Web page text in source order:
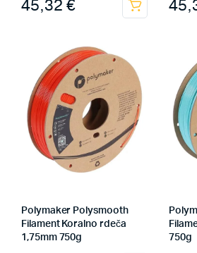
45,32 €
Polymaker Polysmooth
Filament Koralno rdeča
1,75mm 750g
750g